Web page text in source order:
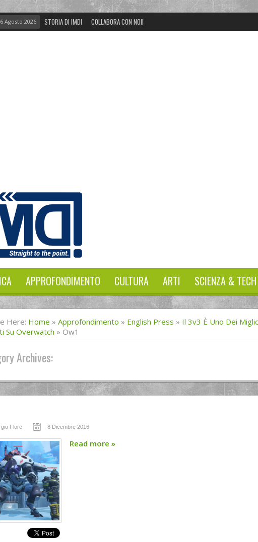
Agosto 2026 STORIA DI IMDI COLLABORA CON NOI!
APPROFONDIMENTO CULTURA ARTI SCIENZA & TECH
Here: Home » Approfondimento » English Press » Il 3v3 È Uno Dei
Su Overwatch » Ow1
Archives:
Flore 8 Dicembre 2016
Read more »